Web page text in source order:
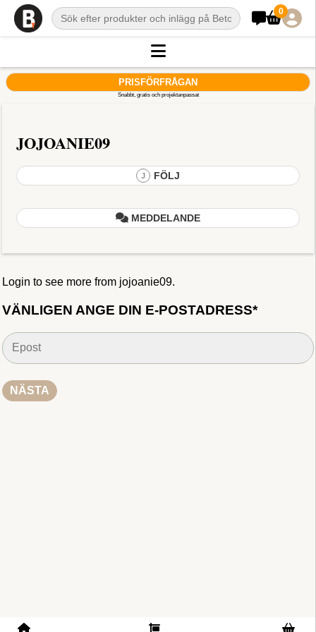
0
PRISFÖRFRÅGAN
Snabbt, gratis och projektanpassat
Login to see more from jojoanie09.
VÄNLIGEN ANGE DIN E-POSTADRESS*
JOJOANIE09
J FÖLJ
MEDDELANDE